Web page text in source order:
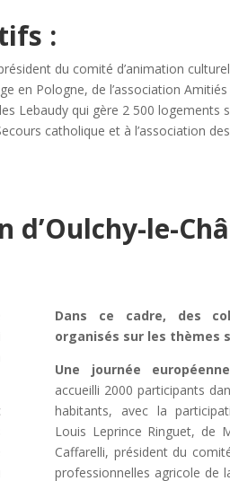
:
du comité d’animation
en Pologne, de l’association
Lebaudy qui gère 2 500 logements
catholique et à l’association
d’Oulchy-le-
Dans ce cadre, des
organisés sur les thèmes
Une journée européenne
accueilli 2000 participants
habitants, avec la
Louis Leprince Ringuet, de
Caffarelli, président du
professionnelles agricole de